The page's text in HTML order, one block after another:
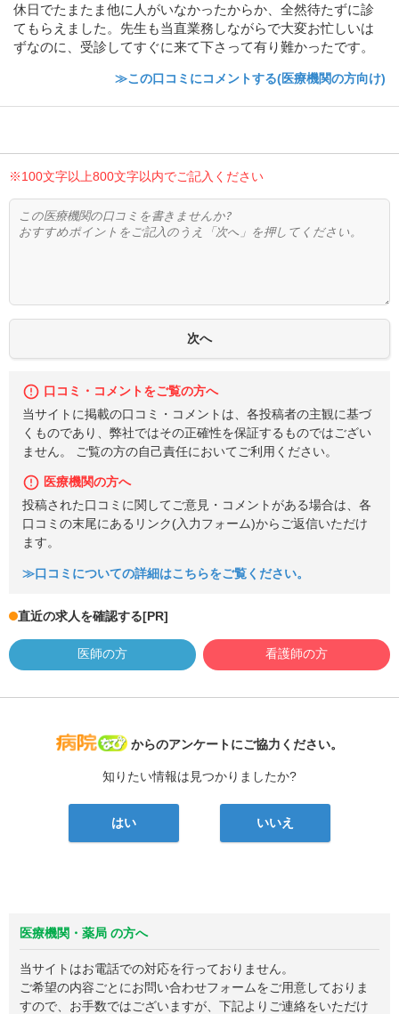
休日でたまたま他に人がいなかったからか、全然待たずに診
てもらえました。先生も当直業務しながらで大変お忙しいは
ずなのに、受診してすぐに来て下さって有り難かったです。
≫この口コミにコメントする(医療機関の方向け)
※100文字以上800文字以内でご記入ください
口コミ・コメントをご覧の方へ
当サイトに掲載の口コミ・コメントは、各投稿者の主観に基づ
くものであり、弊社ではその正確性を保証するものではござい
ません。 ご覧の方の自己責任においてご利用ください。
医療機関の方へ
投稿された口コミに関してご意見・コメントがある場合は、各
口コミの末尾にあるリンク(入力フォーム)からご返信いただけ
ます。
≫口コミについての詳細はこちらをご覧ください。
直近の求人を確認する[PR]
医師の方 看護師の方
病院なび
からのアンケートにご協力ください。
知りたい情報は見つかりましたか?
はい いいえ
医療機関・薬局 の方へ
当サイトはお電話での対応を行っておりません。
ご希望の内容ごとにお問い合わせフォームをご用意しておりま
すので、お手数ではございますが、下記よりご連絡をいただけ